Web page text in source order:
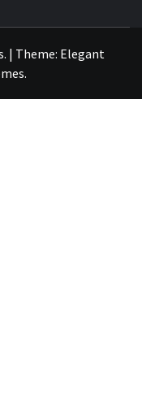
| Theme: Elegant
.